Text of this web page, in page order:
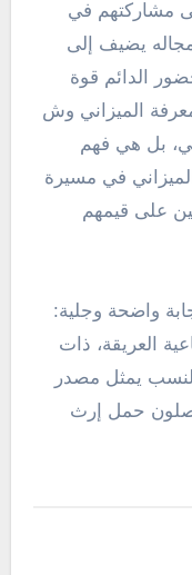
مشاركتهم في
يضيف إلى
الدائم قوة
معرفة الميزاني وش
بل هي فهم
في مسيرة
على قيمهم
واضحة وجلية:
العريقة، ذات
النسب يمثل مصدر
حمل إرث